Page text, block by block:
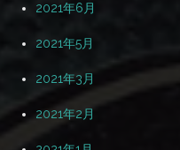
2021年6月
2021年5月
2021年3月
2021年2月